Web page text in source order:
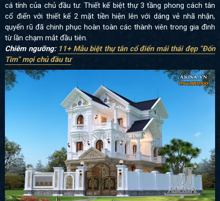
cá tính của chủ đầu tư. Thiết kế biệt thự 3 tầng phong cách tân
cổ điển với thiết kế 2 mặt tiền hiện lên với dáng vẻ nhã nhặn,
quyến rũ đã chinh phục hoàn toàn các thành viên trong gia đình
từ lần chạm mắt đầu tiên.
Chiêm ngưỡng: 11+ Mẫu biệt thự tân cổ điển mái thái đẹp “Đốn
Tim” mọi chủ đầu tư